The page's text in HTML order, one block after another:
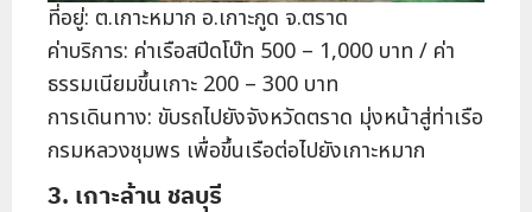
ที่อยู่: ต.เกาะหมาก อ.เกาะกูด จ.ตราด
ค่าบริการ: ค่าเรือสปีดโบ๊ท 500 – 1,000 บาท / ค่า
ธรรมเนียมขึ้นเกาะ 200 – 300 บาท
การเดินทาง: ขับรถไปยังจังหวัดตราด มุ่งหน้าสู่ท่าเรือ
กรมหลวงชุมพร เพื่อขึ้นเรือต่อไปยังเกาะหมาก
3. เกาะล้าน ชลบุรี